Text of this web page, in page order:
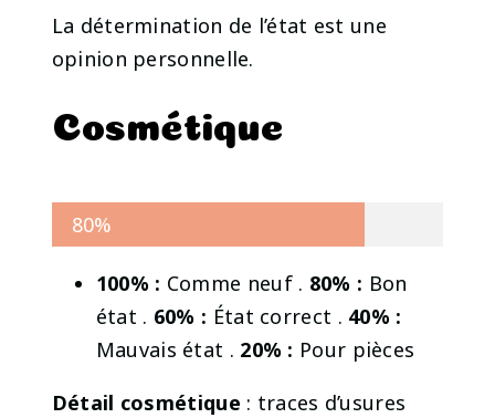
La détermination de l’état est une
opinion personnelle.
Cosmétique
80%
100% : Comme neuf . 80% : Bon
état . 60% : État correct . 40% :
Mauvais état . 20% : Pour pièces
Détail cosmétique : traces d’usures